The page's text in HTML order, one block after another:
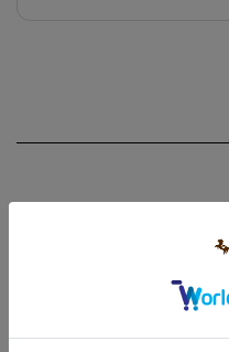
【配色メローがポイント